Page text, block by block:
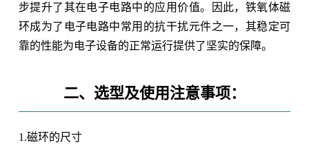
步提升了其在电子电路中的应用价值。因此，铁氧体磁
环成为了电子电路中常用的抗干扰元件之一，其稳定可
靠的性能为电子设备的正常运行提供了坚实的保障。
二、选型及使用注意事项：
1.磁环的尺寸